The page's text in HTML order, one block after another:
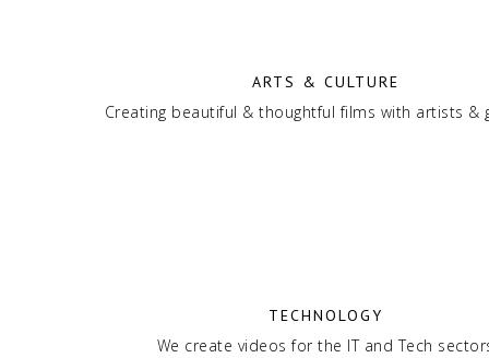
ARTS & CULTURE
Creating beautiful & thoughtful films with artists &
TECHNOLOGY
We create videos for the IT and Tech